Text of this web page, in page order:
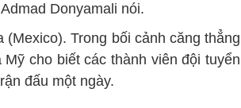
Donyamali nói.
Trong bối cảnh căng thẳng
cho biết các thành viên đội tuyển
đấu một ngày.